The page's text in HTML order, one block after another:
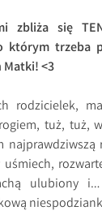
zbliża się
którym trzeba
Matki! <3
rodzicielek,
tuż, tuż,
najprawdziwszą
ulubiony